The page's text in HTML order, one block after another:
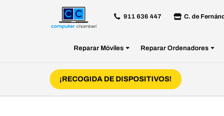
911 636 447 C. de
Reparar Móviles Reparar Ordenadores
¡RECOGIDA DE DISPOSITIVOS!